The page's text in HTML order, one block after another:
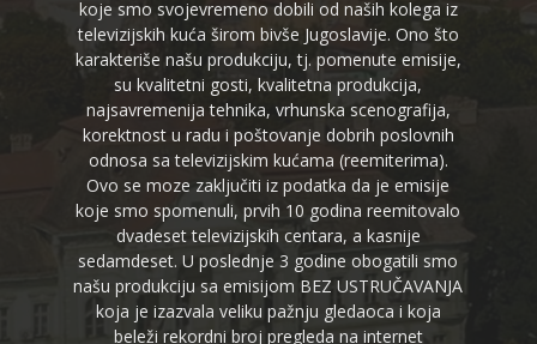
koje smo svojevremeno dobili od naših kolega iz
televizijskih kuća širom bivše Jugoslavije. Ono što
karakteriše našu produkciju, tj. pomenute emisije,
su kvalitetni gosti, kvalitetna produkcija,
najsavremenija tehnika, vrhunska scenografija,
korektnost u radu i poštovanje dobrih poslovnih
odnosa sa televizijskim kućama (reemiterima).
Ovo se moze zaključiti iz podatka da je emisije
koje smo spomenuli, prvih 10 godina reemitovalo
dvadeset televizijskih centara, a kasnije
sedamdeset. U poslednje 3 godine obogatili smo
našu produkciju sa emisijom BEZ USTRUČAVANJA
koja je izazvala veliku pažnju gledaoca i koja
beleži rekordni broj pregleda na internet